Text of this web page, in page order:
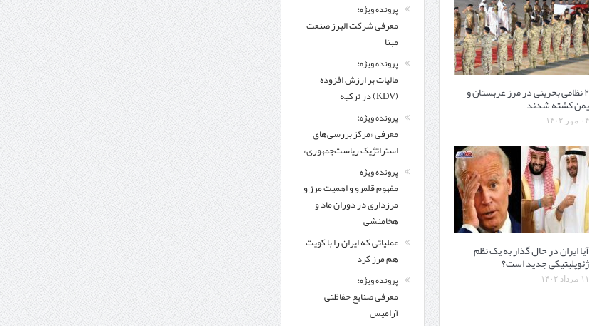
۲ نظامی بحرینی در مرز عربستان و
یمن کشته شدند
۰۴ مهر ۱۴۰۲
آیا ایران در حال گذار به یک نظم
ژئوپلیتیکی جدید است؟
۱۱ مرداد ۱۴۰۲
پرونده ویژه؛
معرفی شركت البرز صنعت
مبنا
پرونده ویژه؛
مالیات بر ارزش افزوده
(KDV) در ترکیه
پرونده ویژه؛
معرفی «مرکز بررسی‌های
استراتژیک ریاست‌جمهوری»
پرونده ویژه
مفهوم قلمرو و اهمیت مرز و
مرزداری در دوران ماد و
هخامنشی
عملیاتی که ایران را با کویت
هم مرز کرد
پرونده ویژه؛
معرفی صنایع حفاظتی
آرامیس